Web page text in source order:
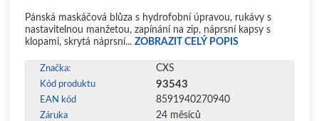
Pánská maskáčová blůza s hydrofobní úpravou, rukávy s
nastavitelnou manžetou, zapínání na zip, náprsní kapsy s
klopami, skrytá náprsní... ZOBRAZIT CELÝ POPIS
Značka: CXS
Kód produktu 93543
EAN kód 8591940270940
Záruka 24 měsíců